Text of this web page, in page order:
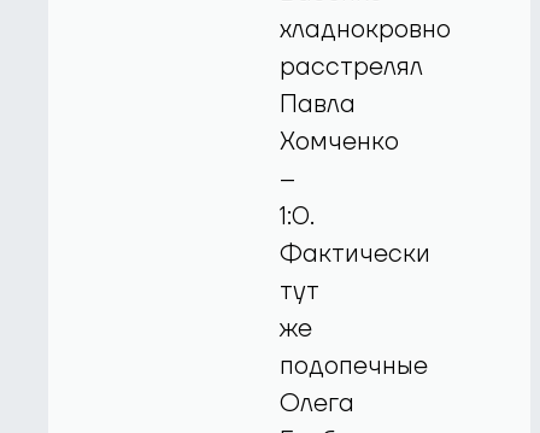
хладнокровно
расстрелял
Павла
Хомченко
–
1:0.
Фактически
тут
же
подопечные
Олега